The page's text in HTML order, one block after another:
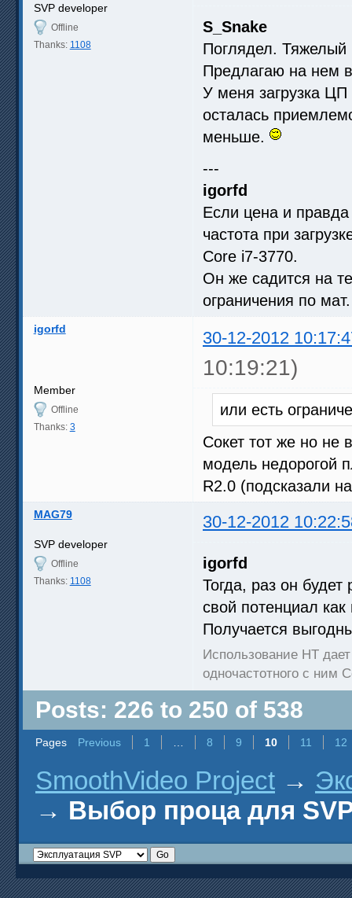
SVP developer
Offline
Thanks: 1108
S_Snake
Поглядел. Тяжелый
Предлагаю на нем
У меня загрузка ЦП
осталась
меньше.
---
igorfd
Если цена и правда
частота при
Core i7-3770.
Он же садится на
ограничения по
igorfd 30-12-2012
10:19:21)
Member
Offline
Thanks: 3
или есть
Сокет тот же но не
модель недорогой
R2.0 (подсказали
MAG79 30-12-2012
SVP developer
Offline
Thanks: 1108
igorfd
Тогда, раз он будет
свой потенциал
Получается
Использование HT
одночастотного с ним
Posts: 226 to 250 of 538
Pages Previous 1 8 9 10 11 12
SmoothVideo Project →
→ Выбор проца для